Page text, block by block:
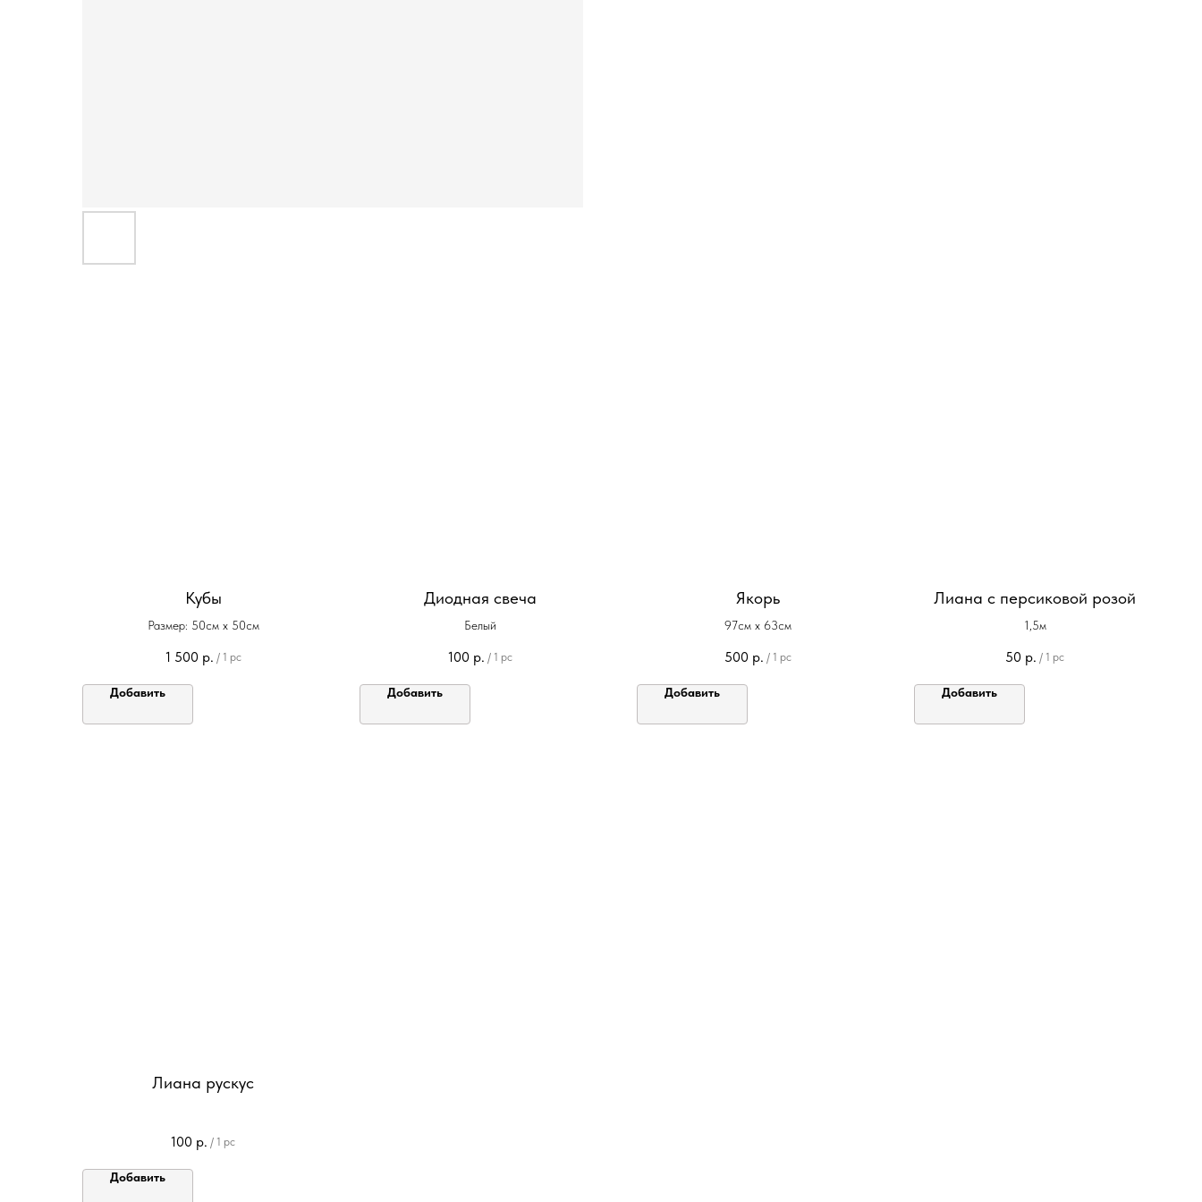
Кубы
Размер: 50см х 50см
1 500 р. / 1 pc
Добавить
Диодная свеча
Белый
100 р. / 1 pc
Добавить
Якорь
97см х 63см
500 р. / 1 pc
Добавить
Лиана с персиковой розой
1,5м
50 р. / 1 pc
Добавить
Лиана рускус
100 р. / 1 pc
Добавить